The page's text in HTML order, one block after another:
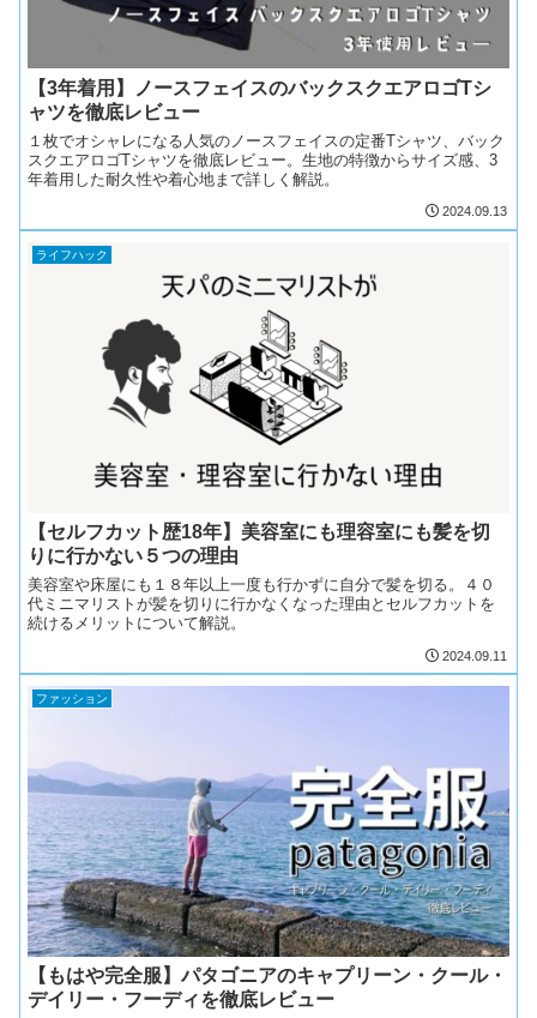
【3年着用】ノースフェイスのバックスクエアロゴTシ
ャツを徹底レビュー
１枚でオシャレになる人気のノースフェイスの定番Tシャツ、バック
スクエアロゴTシャツを徹底レビュー。生地の特徴からサイズ感、3
年着用した耐久性や着心地まで詳しく解説。
2024.09.13
ライフハック
【セルフカット歴18年】美容室にも理容室にも髪を切
りに行かない５つの理由
美容室や床屋にも１８年以上一度も行かずに自分で髪を切る。４０
代ミニマリストが髪を切りに行かなくなった理由とセルフカットを
続けるメリットについて解説。
2024.09.11
ファッション
【もはや完全服】パタゴニアのキャプリーン・クール・
デイリー・フーディを徹底レビュー